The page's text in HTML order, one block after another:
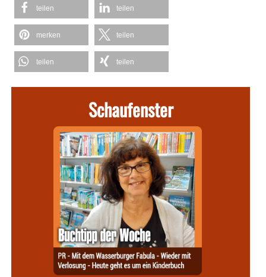
teilen teilen
merken teilen
teilen teilen
Schaufenster